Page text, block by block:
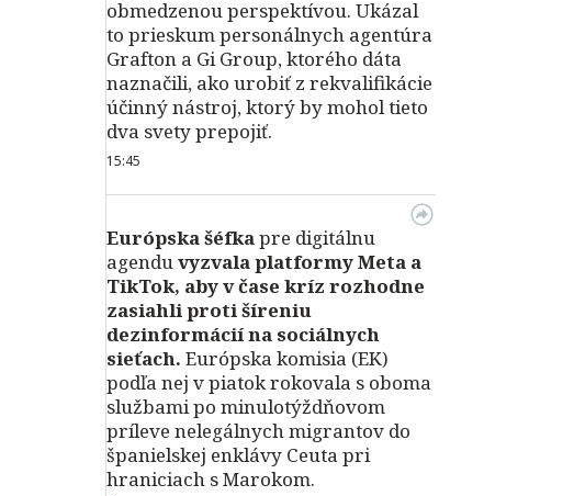
obmedzenou perspektívou. Ukázal
to prieskum personálnych agentúra
Grafton a Gi Group, ktorého dáta
naznačili, ako urobiť z rekvalifikácie
účinný nástroj, ktorý by mohol tieto
dva svety prepojiť.
15:45
Európska šéfkapre digitálnu
agenduvyzvala platformy Meta a
TikTok, aby v čase kríz rozhodne
zasiahli proti šíreniu
dezinformácií na sociálnych
sieťach. Európska komisia (EK)
podľa nej v piatok rokovala s oboma
službami po minulotýždňovom
príleve nelegálnych migrantov do
španielskej enklávy Ceuta pri
hraniciach s Marokom.